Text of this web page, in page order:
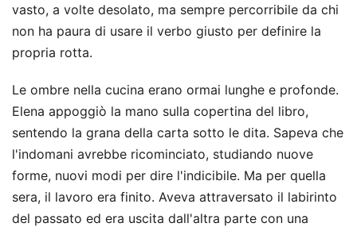
vasto, a volte desolato, ma sempre percorribile da chi
non ha paura di usare il verbo giusto per definire la
propria rotta.
Le ombre nella cucina erano ormai lunghe e profonde.
Elena appoggiò la mano sulla copertina del libro,
sentendo la grana della carta sotto le dita. Sapeva che
l'indomani avrebbe ricominciato, studiando nuove
forme, nuovi modi per dire l'indicibile. Ma per quella
sera, il lavoro era finito. Aveva attraversato il labirinto
del passato ed era uscita dall'altra parte con una